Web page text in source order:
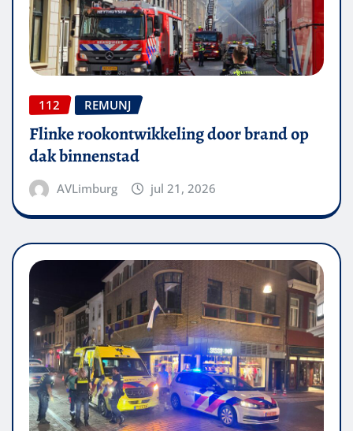
112 REMUNJ
Flinke rookontwikkeling door brand op
dak binnenstad
AVLimburg jul 21, 2026